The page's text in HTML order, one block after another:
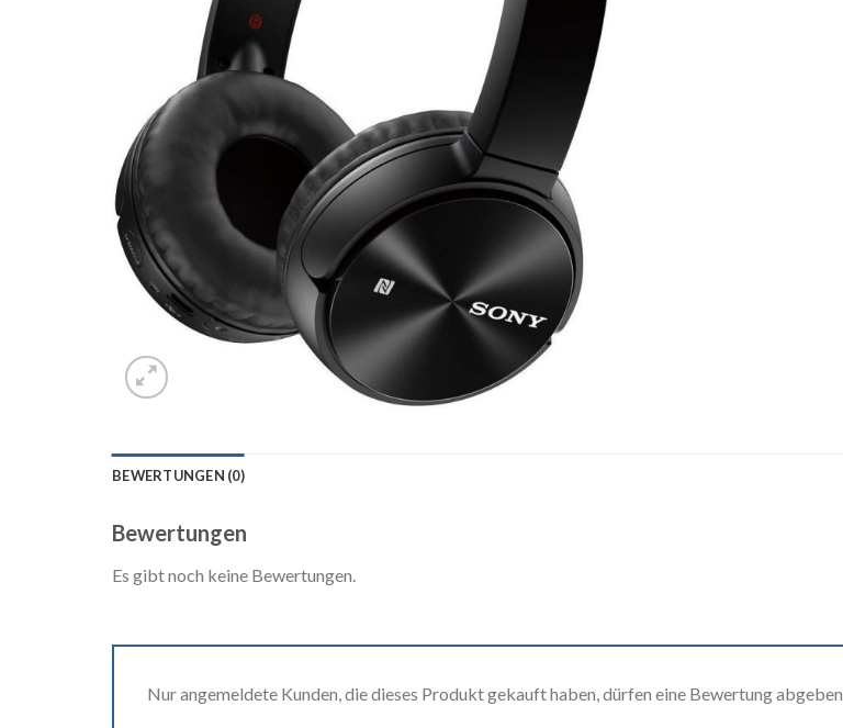
BEWERTUNGEN (0)
Bewertungen
Es gibt noch keine Bewertungen.
Nur angemeldete Kunden, die dieses Produkt gekauft haben, dürfen eine Bewertung abgeben.